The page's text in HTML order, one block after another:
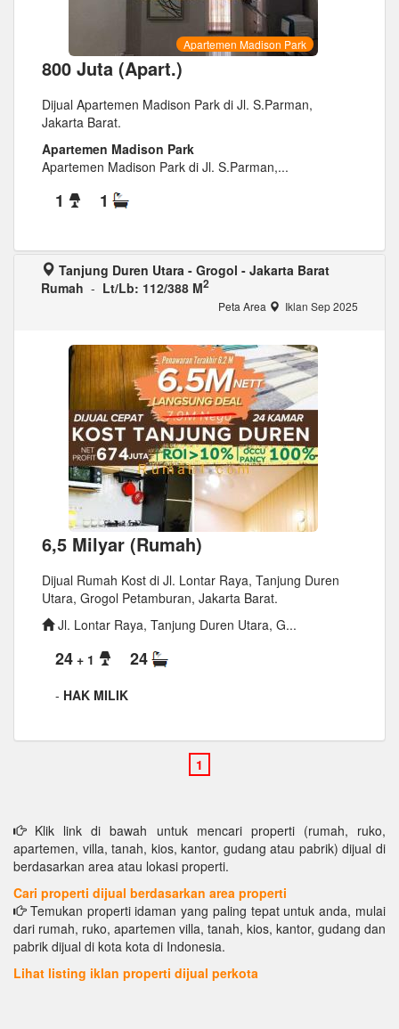
Apartemen Madison Park
800 Juta (Apart.)
Dijual Apartemen Madison Park di Jl. S.Parman,
Jakarta Barat.
Apartemen Madison Park
Apartemen Madison Park di Jl. S.Parman,...
1 1
Tanjung Duren Utara - Grogol - Jakarta Barat
Rumah - Lt/Lb: 112/388 M2
Peta Area Iklan Sep 2025
6,5 Milyar (Rumah)
Dijual Rumah Kost di Jl. Lontar Raya, Tanjung Duren
Utara, Grogol Petamburan, Jakarta Barat.
Jl. Lontar Raya, Tanjung Duren Utara, G...
24 + 1 24
- HAK MILIK
Klik link di bawah untuk mencari properti (rumah, ruko,
apartemen, villa, tanah, kios, kantor, gudang atau pabrik) dijual di
berdasarkan area atau lokasi properti.
Cari properti dijual berdasarkan area properti
Temukan properti idaman yang paling tepat untuk anda, mulai
dari rumah, ruko, apartemen villa, tanah, kios, kantor, gudang dan
pabrik dijual di kota kota di Indonesia.
Lihat listing iklan properti dijual perkota